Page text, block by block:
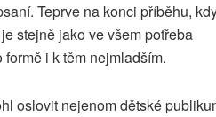
Teprve na konci příběhu,
stejně jako ve všem potřeba
i k těm nejmladším.
oslovit nejenom dětské